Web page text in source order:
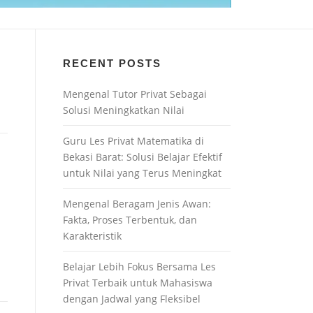
RECENT POSTS
Mengenal Tutor Privat Sebagai
Solusi Meningkatkan Nilai
Guru Les Privat Matematika di
Bekasi Barat: Solusi Belajar Efektif
untuk Nilai yang Terus Meningkat
Mengenal Beragam Jenis Awan:
Fakta, Proses Terbentuk, dan
Karakteristik
Belajar Lebih Fokus Bersama Les
Privat Terbaik untuk Mahasiswa
dengan Jadwal yang Fleksibel